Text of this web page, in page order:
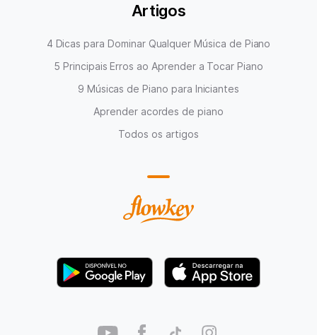
Artigos
4 Dicas para Dominar Qualquer Música de Piano
5 Principais Erros ao Aprender a Tocar Piano
9 Músicas de Piano para Iniciantes
Aprender acordes de piano
Todos os artigos